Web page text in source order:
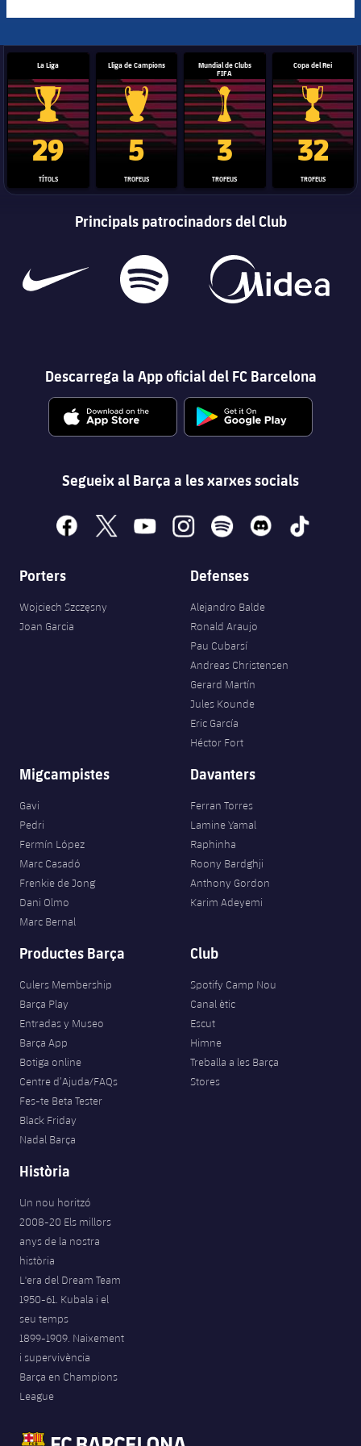
La Liga
Trofeu de la Liga
29
TÍTOLS
Lliga de Campions
Trofeu de la Lliga de Campions
5
TROFEUS
Mundial de Clubs
FIFA
Trofeu del Mundial de Clubs
3
TROFEUS
Copa del Rei
Copa del
32
TROFEUS
Principals patrocinadors del Club
Descarrega la App oficial del FC Barcelona
Segueix al Barça a les xarxes socials
facebook
x youtubeinstagramspotify discord tiktok
Porters
Wojciech Szczęsny
Joan Garcia
Defenses
Alejandro Balde
Ronald Araujo
Pau Cubarsí
Andreas Christensen
Gerard Martín
Jules Kounde
Eric García
Héctor Fort
Migcampistes
Gavi
Pedri
Fermín López
Marc Casadó
Frenkie de Jong
Dani Olmo
Marc Bernal
Davanters
Ferran Torres
Lamine Yamal
Raphinha
Roony Bardghji
Anthony Gordon
Karim Adeyemi
Productes Barça
Culers Membership
Barça Play
Entradas y Museo
Barça App
Botiga online
Centre d’Ajuda/FAQs
Fes-te Beta Tester
Black Friday
Nadal Barça
Club
Spotify Camp Nou
Canal ètic
Escut
Himne
Treballa a les Barça
Stores
Història
Un nou horitzó
2008-20 Els millors
anys de la nostra
història
L'era del Dream Team
1950-61. Kubala i el
seu temps
1899-1909. Naixement
i supervivència
Barça en Champions
League